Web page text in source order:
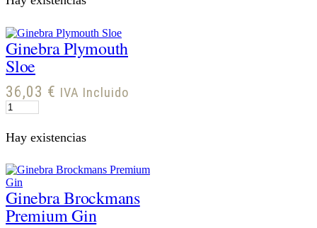
´s
cantidad
Ginebra Plymouth
Sloe
36,03 € IVA Incluido
Ginebra
Sloe
cantidad
Hay existencias
Ginebra Brockmans
Premium Gin